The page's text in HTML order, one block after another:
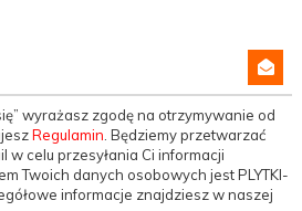
wyrażasz zgodę na otrzymywanie od
Regulamin . Będziemy przetwarzać
w celu przesyłania Ci informacji
Twoich danych osobowych jest PLYTKI-
informacje znajdziesz w naszej